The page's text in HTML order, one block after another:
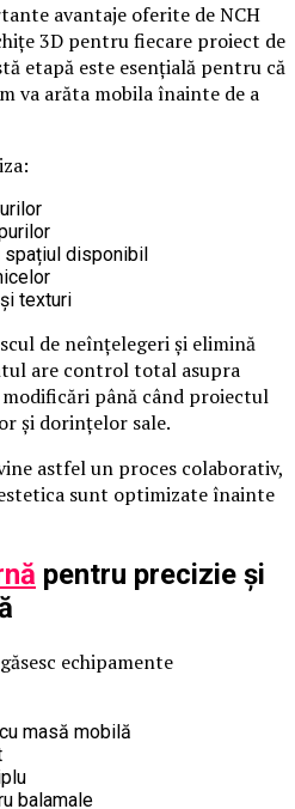
avantaje oferite de NCH
3D pentru fiecare proiect de
etapă este esențială pentru că
va arăta mobila înainte de a
disponibil
texturi
de neînțelegeri și elimină
are control total asupra
până când proiectul
și dorințelor sale.
astfel un proces colaborativ,
sunt optimizate înainte
pentru precizie și
echipamente
masă mobilă
balamale